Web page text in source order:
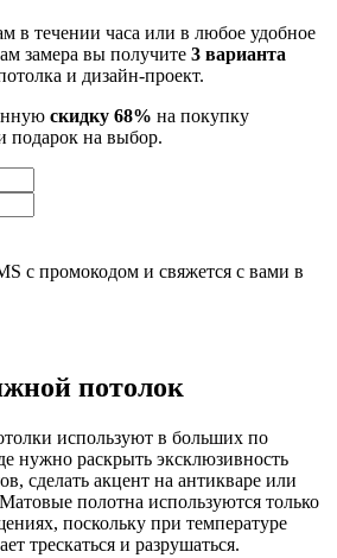
в течении часа или в любое удобное
замера вы получите 3 варианта
и дизайн-проект.
скидку 68% на покупку
подарок на выбор.
с промокодом и свяжется с вами в
потолок
используют в больших по
нужно раскрыть эксклюзивность
сделать акцент на антикваре или
полотна используются только
поскольку при температуре
трескаться и разрушаться.